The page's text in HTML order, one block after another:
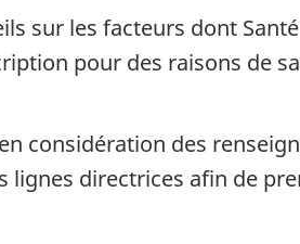
sur les facteurs dont
pour des raisons de
considération des
directrices afin de